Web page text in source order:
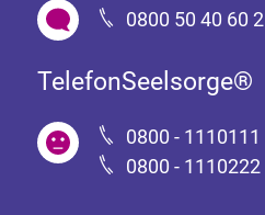
0800 50 40 60 2
TelefonSeelsorge®
0800 - 1110111
0800 - 1110222